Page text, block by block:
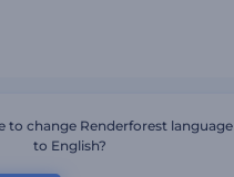
to change Renderforest language
to English?